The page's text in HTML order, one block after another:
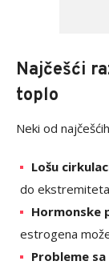
Najčešći
toplo
Neki od
Lošu
do
Hormonske
estrogena
Probleme